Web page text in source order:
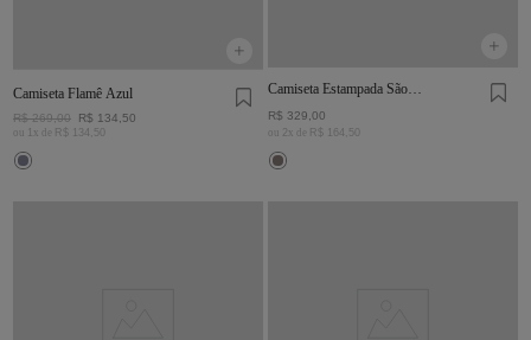
Camiseta Flamê Azul
R$ 269,00 R$ 134 50
ou x de R$ 134 50
Camiseta Estampada São
R$ 329 00
ou 2 x de R$ 50